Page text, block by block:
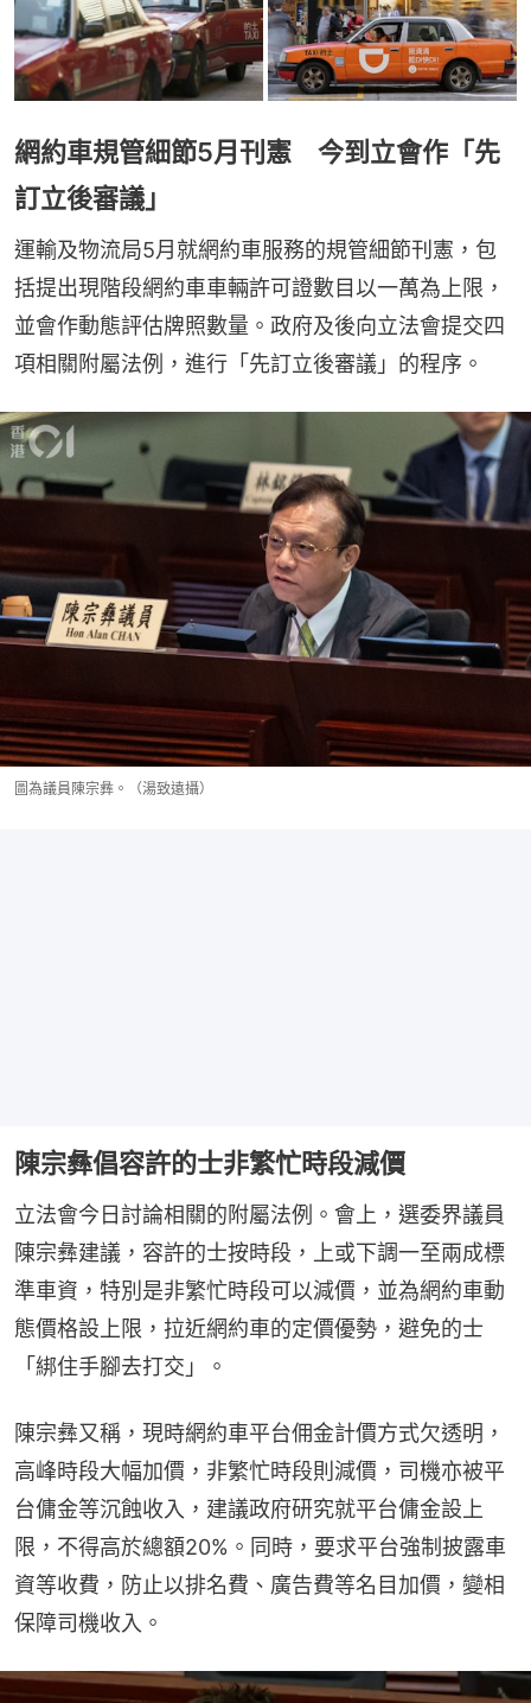
網約車規管細節5月刊憲 今到立會作「先
訂立後審議」
運輸及物流局5月就網約車服務的規管細節刊憲，包
括提出現階段網約車車輛許可證數目以一萬為上限，
並會作動態評估牌照數量。政府及後向立法會提交四
項相關附屬法例，進行「先訂立後審議」的程序。
圖為議員陳宗彝。（湯致遠攝）
陳宗彝倡容許的士非繁忙時段減價
立法會今日討論相關的附屬法例。會上，選委界議員
陳宗彝建議，容許的士按時段，上或下調一至兩成標
準車資，特別是非繁忙時段可以減價，並為網約車動
態價格設上限，拉近網約車的定價優勢，避免的士
「綁住手腳去打交」。
陳宗彝又稱，現時網約車平台佣金計價方式欠透明，
高峰時段大幅加價，非繁忙時段則減價，司機亦被平
台傭金等沉蝕收入，建議政府研究就平台傭金設上
限，不得高於總額20%。同時，要求平台強制披露車
資等收費，防止以排名費、廣告費等名目加價，變相
保障司機收入。